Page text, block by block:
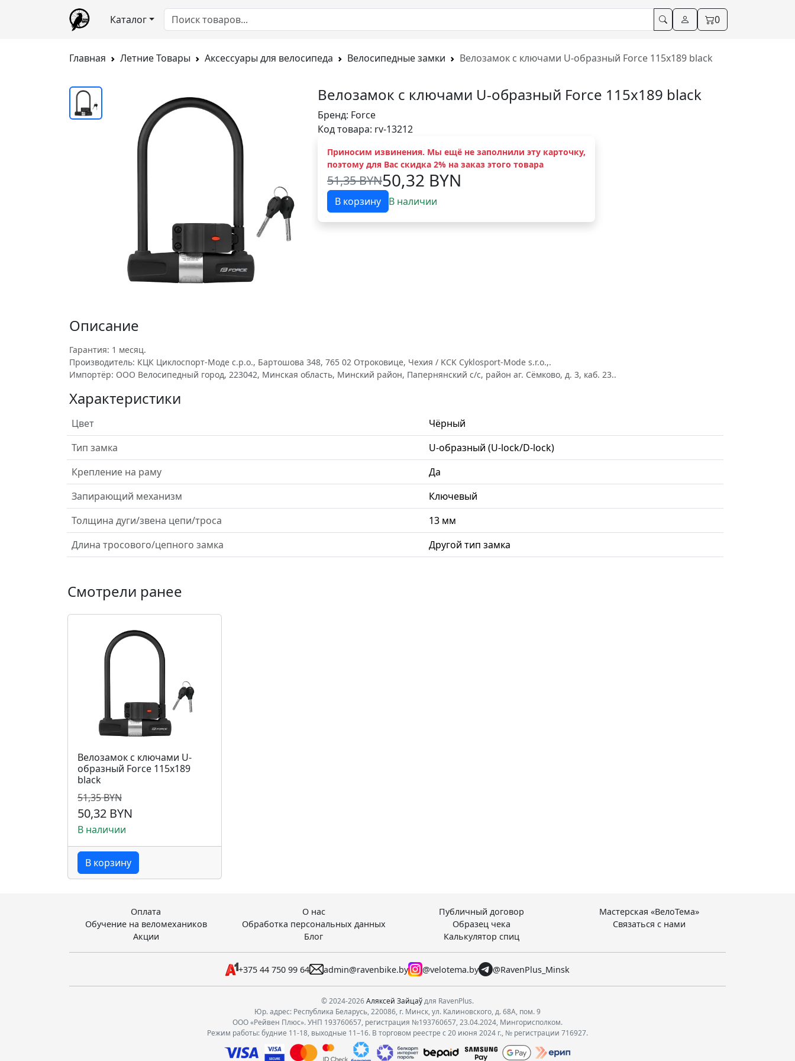
Каталог 0
Главная Летние Товары Аксессуары для велосипеда Велосипедные замки Велозамок с ключами U-образный Force 115x189 black
Велозамок с ключами U-образный Force 115x189 black
Бренд: Force
Код товара: rv-13212
Приносим извинения. Мы ещё не заполнили эту карточку,
поэтому для Вас скидка 2% на заказ этого товара
51,35 BYN50,32 BYN
В корзину В наличии
Описание
Гарантия: 1 месяц.
Производитель: КЦК Циклоспорт-Моде с.р.о., Бартошова 348, 765 02 Отроковице, Чехия / KCK Cyklosport-Mode s.r.o.,.
Импортёр: ООО Велосипедный город, 223042, Минская область, Минский район, Папернянский с/с, район аг. Сёмково, д. 3, каб. 23..
Характеристики
Цвет
Чёрный
Тип замка
U-образный (U-lock/D-lock)
Крепление на раму
Да
Запирающий механизм
Ключевый
Толщина дуги/звена цепи/троса
13 мм
Длина тросового/цепного замка
Другой тип замка
Смотрели ранее
Велозамок с ключами U-
образный Force 115x189
black
51,35 BYN
50,32 BYN
В наличии
В корзину
Оплата О нас Публичный договор
Мастерская «ВелоТема»
Обучение на веломехаников
Обработка персональных данных Образец чека
Связаться с нами
Акции
Блог Калькулятор спиц
+375 44 750 99 64 admin@ravenbike.by @velotema.by @RavenPlus_Minsk
© 2024-2026Аляксей Зайцаўдля RavenPlus.
Юр. адрес: Республика Беларусь, 220086, г. Минск, ул. Калиновского, д. 68А, пом. 9
ООО «Рейвен Плюс». УНП 193760657, регистрация №193760657, 23.04.2024, Мингорисполком.
Режим работы: будние 11-18, выходные 11–16. В торговом реестре с 20 июня 2024 г., № регистрации 716927.